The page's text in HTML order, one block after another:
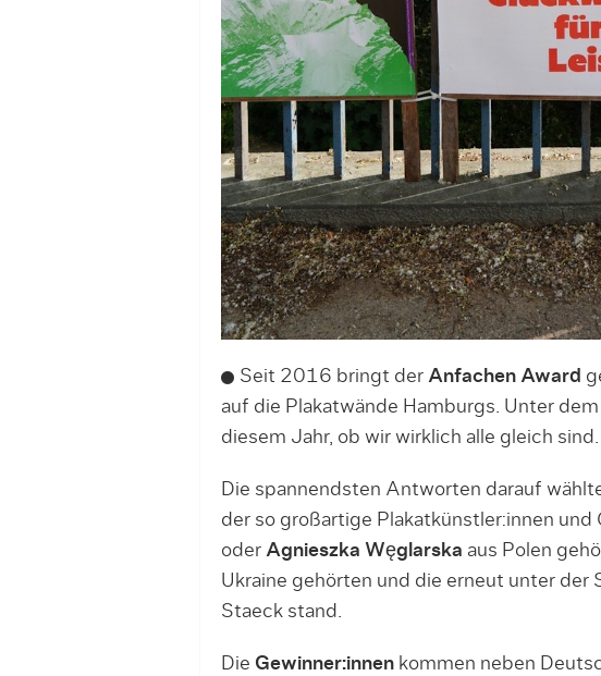
Seit 2016 bringt der Anfachen Award
auf die Plakatwände Hamburgs. Unter
diesem Jahr, ob wir wirklich alle gleich sind.
Die spannendsten Antworten darauf
der so großartige Plakatkünstler:innen und
oder Agnieszka Węglarska aus Polen
Ukraine gehörten und die erneut unter der
Staeck stand.
Die Gewinner:innenkommen neben